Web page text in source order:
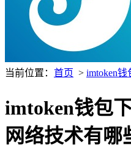
当前位置： 首页 > imtoken钱
imtoken钱包
网络技术有哪